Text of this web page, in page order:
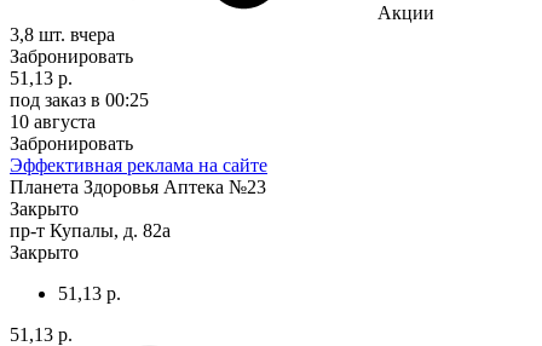
Акции
3,8 шт. вчера
Забронировать
51,13 р.
под заказ в 00:25
10 августа
Забронировать
Эффективная реклама на сайте
Планета Здоровья Аптека №23
Закрыто
пр-т Купалы, д. 82а
Закрыто
51,13 р.
51,13 р.